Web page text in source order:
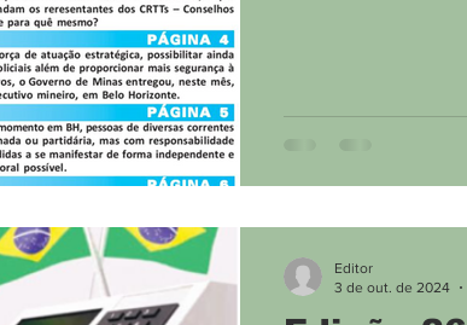
Editor
3 de out. de 2024